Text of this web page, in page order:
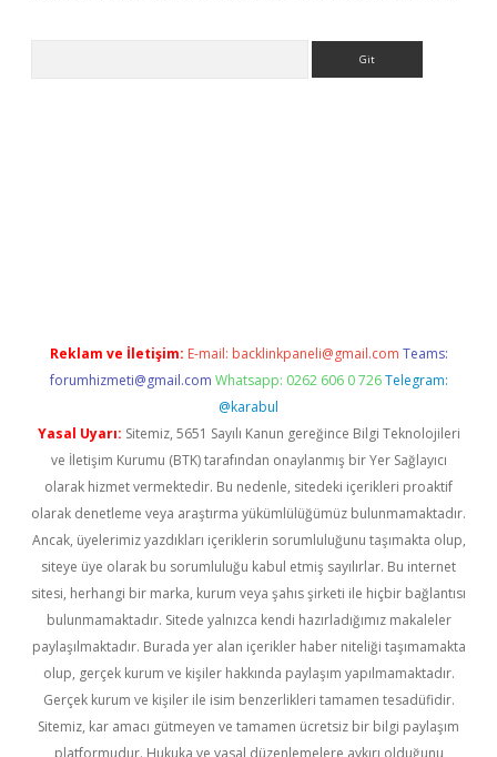
Reklam ve İletişim: E-mail: backlinkpaneli@gmail.com Teams:
forumhizmeti@gmail.com Whatsapp: 0262 606 0 726 Telegram:
@karabul
Yasal Uyarı: Sitemiz, 5651 Sayılı Kanun gereğince Bilgi Teknolojileri
ve İletişim Kurumu (BTK) tarafından onaylanmış bir Yer Sağlayıcı
olarak hizmet vermektedir. Bu nedenle, sitedeki içerikleri proaktif
olarak denetleme veya araştırma yükümlülüğümüz bulunmamaktadır.
Ancak, üyelerimiz yazdıkları içeriklerin sorumluluğunu taşımakta olup,
siteye üye olarak bu sorumluluğu kabul etmiş sayılırlar. Bu internet
sitesi, herhangi bir marka, kurum veya şahıs şirketi ile hiçbir bağlantısı
bulunmamaktadır. Sitede yalnızca kendi hazırladığımız makaleler
paylaşılmaktadır. Burada yer alan içerikler haber niteliği taşımamakta
olup, gerçek kurum ve kişiler hakkında paylaşım yapılmamaktadır.
Gerçek kurum ve kişiler ile isim benzerlikleri tamamen tesadüfidir.
Sitemiz, kar amacı gütmeyen ve tamamen ücretsiz bir bilgi paylaşım
platformudur. Hukuka ve yasal düzenlemelere aykırı olduğunu